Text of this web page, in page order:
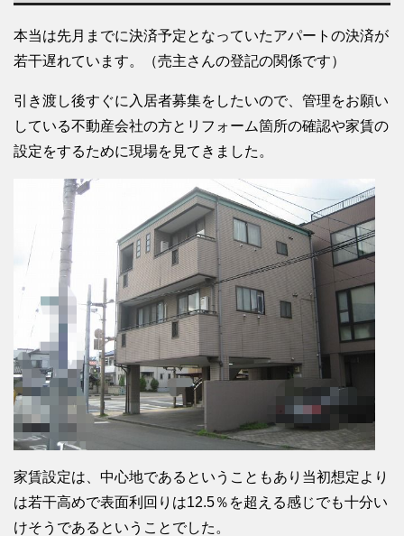
本当は先月までに決済予定となっていたアパートの決済が
若干遅れています。（売主さんの登記の関係です）
引き渡し後すぐに入居者募集をしたいので、管理をお願い
している不動産会社の方とリフォーム箇所の確認や家賃の
設定をするために現場を見てきました。
家賃設定は、中心地であるということもあり当初想定より
は若干高めで表面利回りは12.5％を超える感じでも十分い
けそうであるということでした。